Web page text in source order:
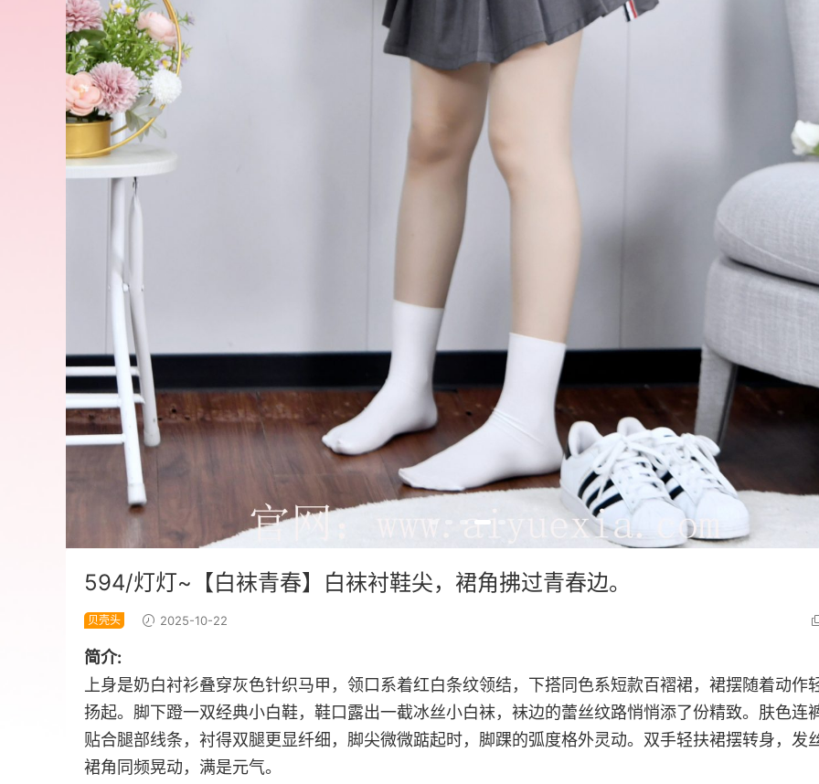
594/灯灯~【白袜青春】白袜衬鞋尖，裙角拂过青春边。
贝壳头 2025-10-22
简介:
上身是奶白衬衫叠穿灰色针织马甲，领口系着红白条纹领结，下搭同色系短款百褶裙，裙摆随着动作
扬起。脚下蹬一双经典小白鞋，鞋口露出一截冰丝小白袜，袜边的蕾丝纹路悄悄添了份精致。肤色连
贴合腿部线条，衬得双腿更显纤细，脚尖微微踮起时，脚踝的弧度格外灵动。双手轻扶裙摆转身，发
裙角同频晃动，满是元气。